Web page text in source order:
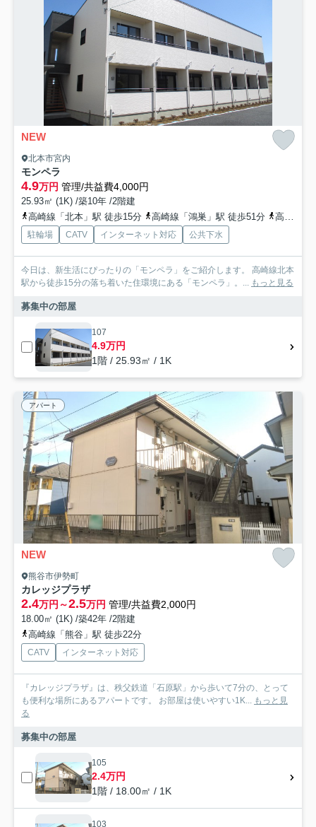
NEW
北本市宮内
モンペラ
4.9万円 管理/共益費4,000円
25.93㎡ (1K) /築10年 /2階建
高崎線「北本」駅 徒歩15分
高崎線「鴻巣」駅 徒歩51分 高崎線「桶川」駅 徒歩70分
駐輪場 CATV インターネット対応 公共下水
今日は、新生活にぴったりの「モンペラ」をご紹介します。 高崎線北本
駅から徒歩15分の落ち着いた住環境にある「モンペラ」。... もっと見る
募集中の部屋
107
4.9万円
1階 / 25.93㎡ / 1K
アパート
NEW
熊谷市伊勢町
カレッジプラザ
2.4万円～2.5万円 管理/共益費2,000円
18.00㎡ (1K) /築42年 /2階建
高崎線「熊谷」駅 徒歩22分
CATV インターネット対応
『カレッジプラザ』は、秩父鉄道「石原駅」から歩いて7分の、とって
も便利な場所にあるアパートです。 お部屋は使いやすい1K... もっと見
る
募集中の部屋
105
2.4万円
1階 / 18.00㎡ / 1K
103